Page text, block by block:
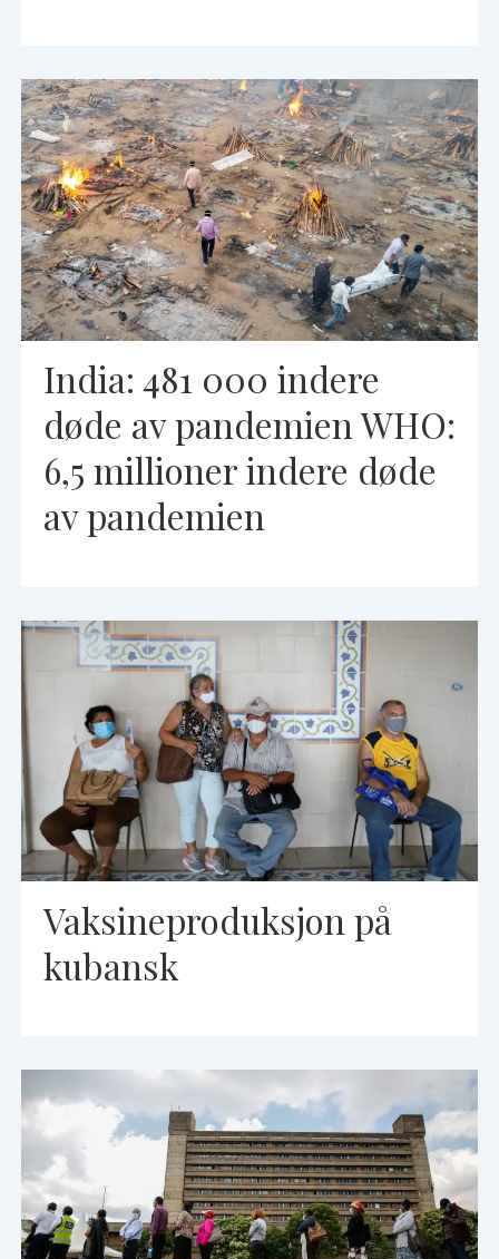
India: 481 000 indere
døde av pandemien WHO:
6,5 millioner indere døde
av pandemien
Vaksineproduksjon på
kubansk